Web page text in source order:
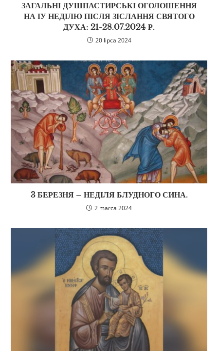
ЗАГАЛЬНІ ДУШПАСТИРСЬКІ ОГОЛОШЕННЯ
НА ІУ НЕДІЛЮ ПІСЛЯ ЗІСЛАННЯ СВЯТОГО
ДУХА: 21-28.07.2024 Р.
20 lipca 2024
3 БЕРЕЗНЯ – НЕДІЛЯ БЛУДНОГО СИНА.
2 marca 2024